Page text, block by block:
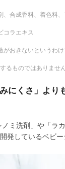
、合成香料、着色料
コラエキス
がおきないというわ
ものではありませ
にくさ」より
ノミ洗剤」や「ラ
発しているベビー